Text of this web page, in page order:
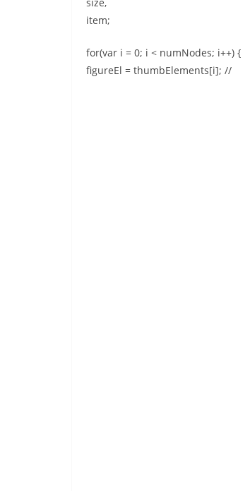
item;
for(var i = 0; i < numNodes; i++) {
figureEl = thumbElements[i]; //